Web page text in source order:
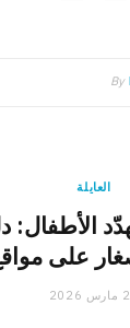
By
العايلة
الأطفال:
على